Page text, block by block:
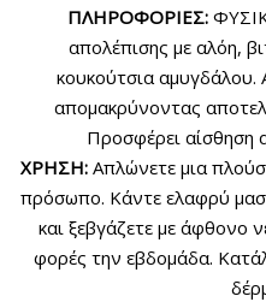
ΠΛΗΡΟΦΟΡΙΕΣ:
απολέπισης με αλόη,
κουκούτσια αμυγδάλου.
απομακρύνοντας
Προσφέρει αίσθηση
ΧΡΗΣΗ:Απλώνετε μια
πρόσωπο. Κάντε ελαφρύ
και ξεβγάζετε με άφθονο
φορές την εβδομάδα.